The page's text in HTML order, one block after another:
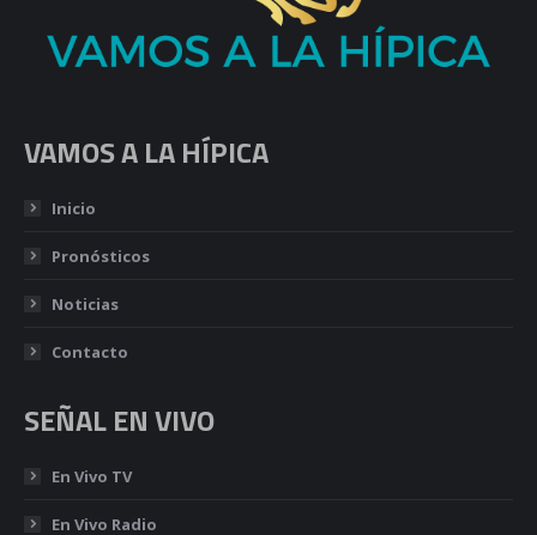
VAMOS A LA HÍPICA
Inicio
Pronósticos
Noticias
Contacto
SEÑAL EN VIVO
En Vivo TV
En Vivo Radio